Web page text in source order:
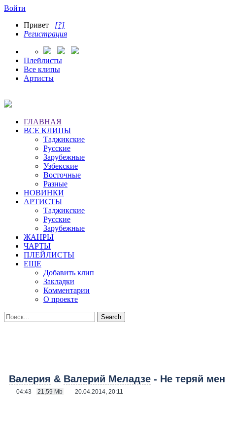
Войти
Привет [?]
Регистрация
Плейлисты
Все клипы
Артисты
ГЛАВНАЯ
ВСЕ КЛИПЫ
Таджикские
Русские
Зарубежные
Узбекские
Восточные
Разные
НОВИНКИ
АРТИСТЫ
Таджикские
Русские
Зарубежные
ЖАНРЫ
ЧАРТЫ
ПЛЕЙЛИСТЫ
ЕЩЕ
Добавить клип
Закладки
Комментарии
О проекте
Валерия & Валерий Меладзе - Не теряй мен
04:43 21,59 Mb 20.04.2014, 20:11